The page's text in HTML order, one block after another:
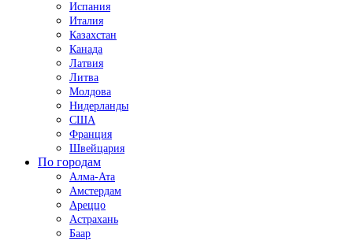
Испания
Италия
Казахстан
Канада
Латвия
Литва
Молдова
Нидерланды
США
Франция
Швейцария
По городам
Алма-Ата
Амстердам
Ареццо
Астрахань
Баар